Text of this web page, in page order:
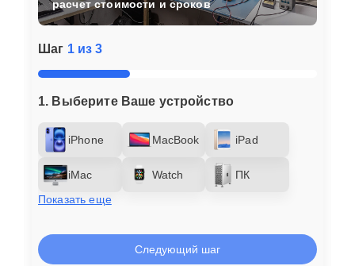
Шаг 1 из 3
1. Выберите Ваше устройство
iPhone MacBook iPad
iMac Watch
ПК
Показать еще
расчет стоимости и сроков
Следующий шаг